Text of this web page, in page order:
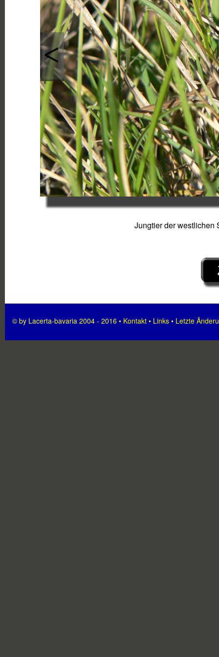
Jungtier der westlichen
© by Lacerta-bavaria 2004 - 2016 • Kontakt • Links • Letzte